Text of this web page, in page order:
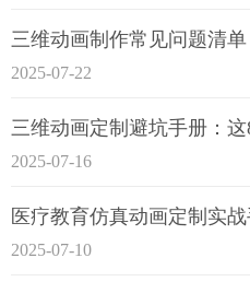
2025-07-22
三维动画定制避坑手册：
2025-07-16
2025-07-10